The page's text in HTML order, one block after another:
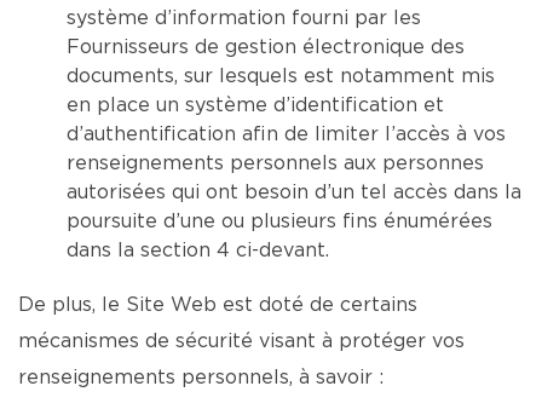
système d’information fourni par les
Fournisseurs de gestion électronique des
documents, sur lesquels est notamment mis
en place un système d’identification et
d’authentification afin de limiter l’accès à vos
renseignements personnels aux personnes
autorisées qui ont besoin d’un tel accès dans la
poursuite d’une ou plusieurs fins énumérées
dans la section 4 ci-devant.
De plus, le Site Web est doté de certains
mécanismes de sécurité visant à protéger vos
renseignements personnels, à savoir :